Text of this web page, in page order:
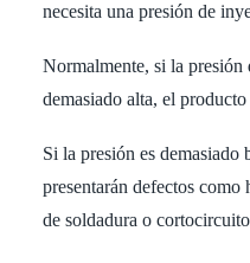
necesita una presión de
Normalmente, si la presión
demasiado alta, el producto
Si la presión es demasiado
presentarán defectos como
de soldadura o